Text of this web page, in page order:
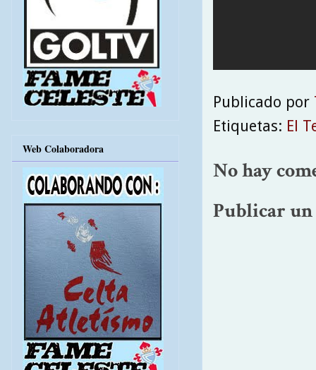
Publicado por
Etiquetas: El
No hay
Publicar
Web Colaboradora